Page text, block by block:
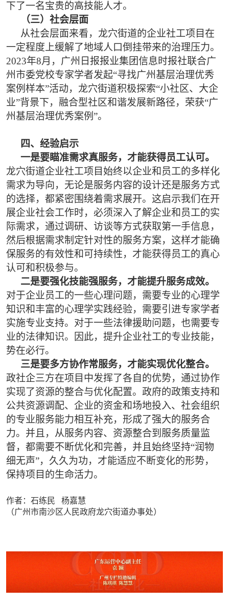
下了一名宝贵的高技能人才。
（三）社会层面
从社会层面来看，龙穴街道的企业社工项目在
一定程度上缓解了地域人口倒挂带来的治理压力。
2023年8月，广州日报报业集团信息时报社联合广
州市委党校专家学者发起“寻找广州基层治理优秀
案例样本”活动，龙穴街道积极探索“小社区、大企
业”背景下，融合型社区和谐发展新路径，荣获“广
州基层治理优秀案例”。
四、经验启示
一是要瞄准需求真服务，才能获得员工认可。
龙穴街道企业社工项目始终以企业和员工的多样化
需求为导向，无论是服务内容的设计还是服务方式
的选择，都紧密围绕着需求展开。这启示我们在开
展企业社会工作时，必须深入了解企业和员工的实
际需求，通过调研、访谈等方式获取第一手信息，
然后根据需求制定针对性的服务方案，这样才能确
保服务的有效性和可持续性，才能获得员工的真心
认可和积极参与。
二是要强化技能强服务，才能提升服务成效。
对于企业员工的一些心理问题，需要专业的心理学
知识和丰富的心理学实践经验，需要引进专家学者
实施专业支持。对于一些法律援助问题，也需要专
业的法律知识。因此，提升企业社工的专业技能，
势在必行。
三是要多方协作常服务，才能实现优化整合。
政社企三方在项目中发挥了各自的优势，通过协作
实现了资源的整合与优化配置。政府的政策支持和
公共资源调配、企业的资金和场地投入、社会组织
的专业服务能力相互补充，形成了强大的服务合
力。并且，从服务内容、资源整合到服务质量监
督，都需要不断优化和完善，并且始终坚持“润物
细无声”，久久为功，才能适应不断变化的形势，
保持项目的生命活力。
作者：石练民 杨嘉慧
（广州市南沙区人民政府龙穴街道办事处）